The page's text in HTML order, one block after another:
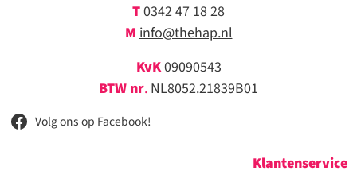
T0342 47 18 28
M info@thehap.nl
KvK09090543
BTW nr. NL8052.21839B01
Volg ons op Facebook!
Klantenservice